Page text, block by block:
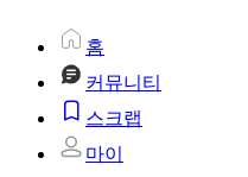
홈
커뮤니티
스크랩
마이